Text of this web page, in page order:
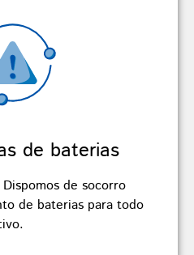
de baterias
de socorro
de baterias para todo